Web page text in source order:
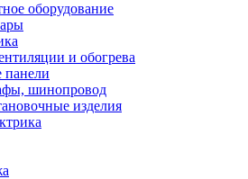
оборудование
и обогрева
панели
шинопровод
изделия